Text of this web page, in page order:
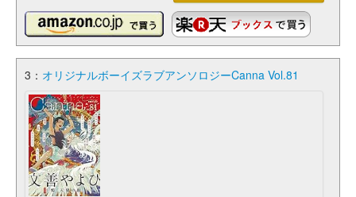
3： オリジナルボーイズラブアンソロジーCanna Vol.81